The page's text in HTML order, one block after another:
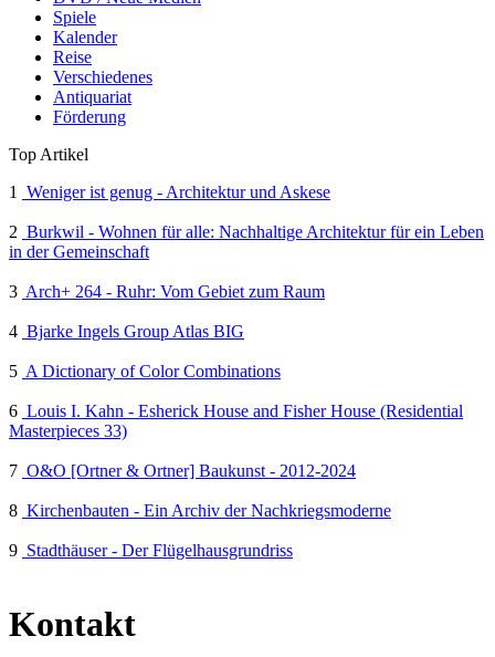
Spiele
Kalender
Reise
Verschiedenes
Antiquariat
Förderung
Top Artikel
1
Weniger ist genug - Architektur und Askese
2 Burkwil - Wohnen für alle: Nachhaltige Architektur für ein Leben
in der Gemeinschaft
3 Arch+ 264 - Ruhr: Vom Gebiet zum Raum
4 Bjarke Ingels Group Atlas BIG
5 A Dictionary of Color Combinations
6 Louis I. Kahn - Esherick House and Fisher House (Residential
Masterpieces 33)
7 O&O [Ortner & Ortner] Baukunst - 2012-2024
8 Kirchenbauten - Ein Archiv der Nachkriegsmoderne
9 Stadthäuser - Der Flügelhausgrundriss
Kontakt